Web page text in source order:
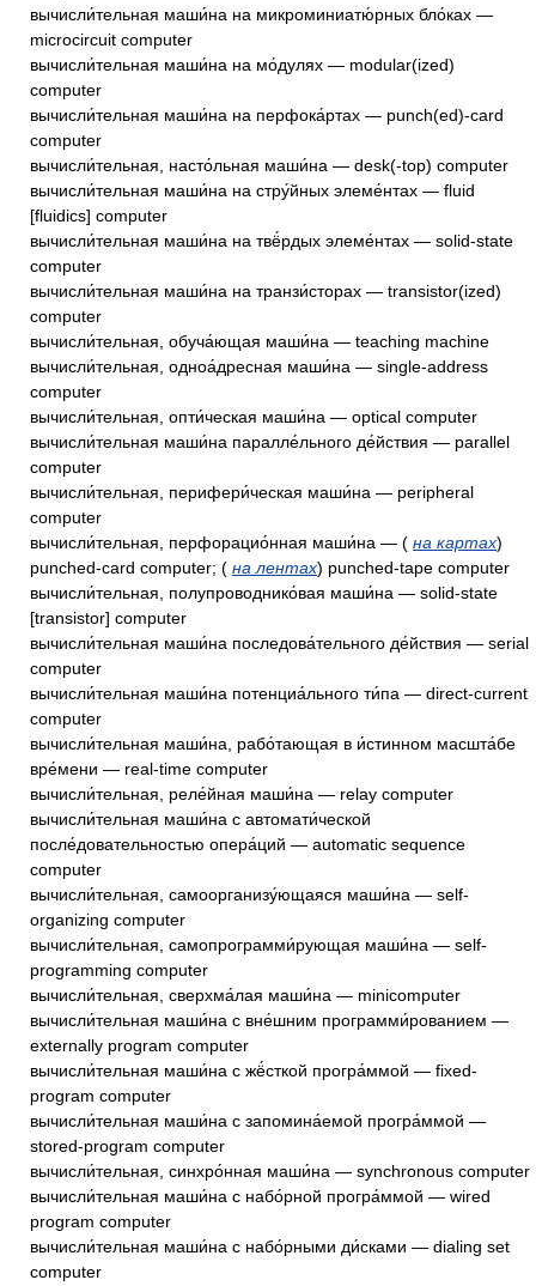
вычисли́тельная маши́на на микроминиатю́рных бло́ках —
microcircuit computer
вычисли́тельная маши́на на мо́дулях — modular(ized)
computer
вычисли́тельная маши́на на перфока́ртах — punch(ed)-card
computer
вычисли́тельная, насто́льная маши́на — desk(-top) computer
вычисли́тельная маши́на на стру́йных элеме́нтах — fluid
[fluidics] computer
вычисли́тельная маши́на на твё́рдых элеме́нтах — solid-state
computer
вычисли́тельная маши́на на транзи́сторах — transistor(ized)
computer
вычисли́тельная, обуча́ющая маши́на — teaching machine
вычисли́тельная, одноа́дресная маши́на — single-address
computer
вычисли́тельная, опти́ческая маши́на — optical computer
вычисли́тельная маши́на паралле́льного де́йствия — parallel
computer
вычисли́тельная, перифери́ческая маши́на — peripheral
computer
вычисли́тельная, перфорацио́нная маши́на — ( на картах)
punched-card computer; ( на лентах) punched-tape computer
вычисли́тельная, полупроводнико́вая маши́на — solid-state
[transistor] computer
вычисли́тельная маши́на последова́тельного де́йствия — serial
computer
вычисли́тельная маши́на потенциа́льного ти́па — direct-current
computer
вычисли́тельная маши́на, рабо́тающая в и́стинном масшта́бе
вре́мени — real-time computer
вычисли́тельная, реле́йная маши́на — relay computer
вычисли́тельная маши́на с автомати́ческой
после́довательностью опера́ций — automatic sequence
computer
вычисли́тельная, самоорганизу́ющаяся маши́на — self-
organizing computer
вычисли́тельная, самопрограмми́рующая маши́на — self-
programming computer
вычисли́тельная, сверхма́лая маши́на — minicomputer
вычисли́тельная маши́на с вне́шним программи́рованием —
externally program computer
вычисли́тельная маши́на с жё́сткой програ́ммой — fixed-
program computer
вычисли́тельная маши́на с запомина́емой програ́ммой —
stored-program computer
вычисли́тельная, синхро́нная маши́на — synchronous computer
вычисли́тельная маши́на с набо́рной програ́ммой — wired
program computer
вычисли́тельная маши́на с набо́рными ди́сками — dialing set
computer